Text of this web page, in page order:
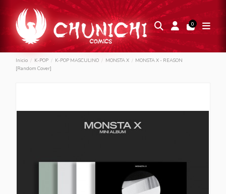
0
Inicio K-POP K-POP MASCULINO MONSTA X
MONSTA X - REASON
[Random Cover]